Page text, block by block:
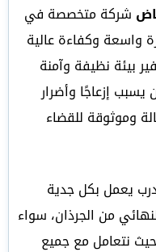
شركة متخصصة في
واسعة وكفاءة عالية
بيئة نظيفة وآمنة
يسبب إزعاجًا وأضرار
وموثوقة للقضاء
يعمل بكل جدية
من الجرذان، سواء
نتعامل مع جميع